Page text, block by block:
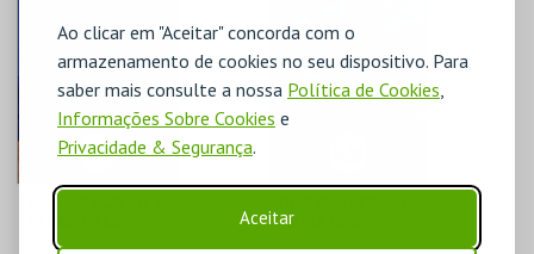
Ao clicar em "Aceitar" concorda com o
armazenamento de cookies no seu dispositivo. Para
saber mais consulte a nossa Política de Cookies
Informações Sobre Cookies e
Privacidade & Segurança.
Aceitar
MAIS INFO
COMPRAR
MAIS INFO
ALVES` OMNIAE
MARIA JOÃO